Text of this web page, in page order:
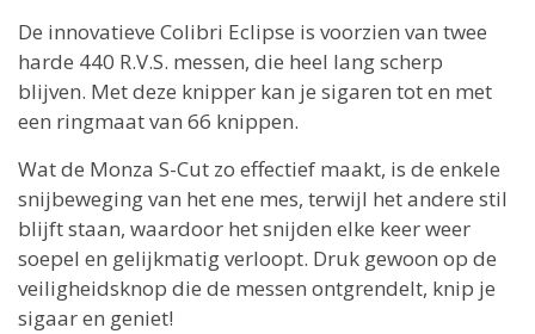
De innovatieve Colibri Eclipse is voorzien van twee
harde 440 R.V.S. messen, die heel lang scherp
blijven. Met deze knipper kan je sigaren tot en met
een ringmaat van 66 knippen.
Wat de Monza S-Cut zo effectief maakt, is de enkele
snijbeweging van het ene mes, terwijl het andere stil
blijft staan, waardoor het snijden elke keer weer
soepel en gelijkmatig verloopt. Druk gewoon op de
veiligheidsknop die de messen ontgrendelt, knip je
sigaar en geniet!